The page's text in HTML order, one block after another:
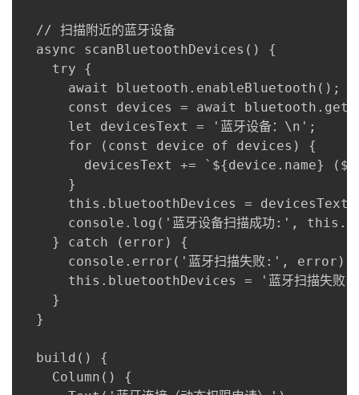
  // 扫描附近的蓝牙设备
  async scanBluetoothDevices() {
    try {
await bluetooth.enableBluetooth(); //
const devices = await
      let devicesText = '蓝牙设备：\n';
      for (const device of devices) {
devicesText += `${device.name}
      }
this.bluetoothDevices = devicesText
console.log('蓝牙设备扫描成功:',
    } catch (error) {
      console.error('蓝牙扫描失败:', error);
this.bluetoothDevices = '蓝牙扫描失败
    }
  }
  build() {
    Column() {